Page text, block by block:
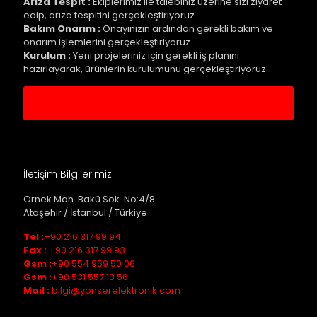
edip, arıza tespitini gerçekleştiriyoruz.
Bakım Onarım :Onayınızın ardından gerekli bakım ve
onarım işlemlerini gerçekleştiriyoruz.
Kurulum :Yeni projeleriniz için gerekli iş planını
hazırlayarak, ürünlerin kurulumunu gerçekleştiriyoruz.
İletişim Bilgilerimiz
Örnek Mah. Bakü Sok. No:4/8
Ataşehir / İstanbul / Türkiye
Tel :+90 216 317 99 94
Fax : +90 216 317 99 93
Gsm :+90 554 959 50 06
Gsm :+90 531 557 13 56
Mail :bilgi@yonserelektronik.com